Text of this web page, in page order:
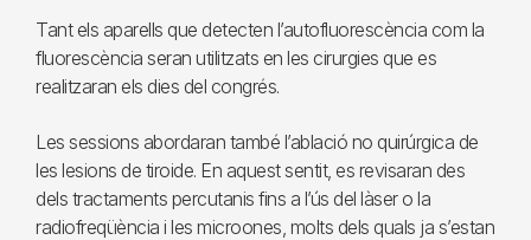
Tant els aparells que detecten l’autofluorescència com la
fluorescència seran utilitzats en les cirurgies que es
realitzaran els dies del congrés.
Les sessions abordaran també l’ablació no quirúrgica de
les lesions de tiroide. En aquest sentit, es revisaran des
dels tractaments percutanis fins a l’ús del làser o la
radiofreqüència i les microones, molts dels quals ja s’estan